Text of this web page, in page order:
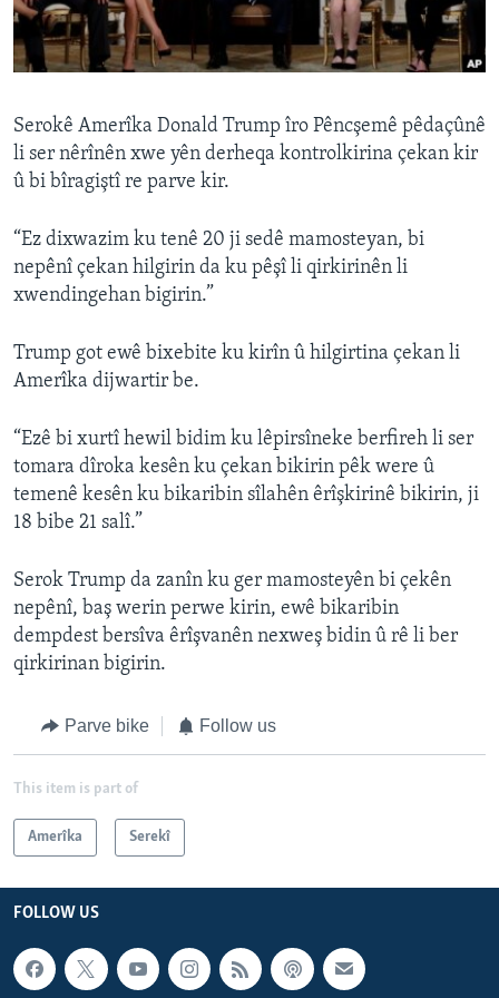
ÇAND Û HUNER
SERNIVÎS
Learning English
Serokê Amerîka Donald Trump îro Pêncşemê pêdaçûnê
li ser nêrînên xwe yên derheqa kontrolkirina çekan kir
û bi bîragiştî re parve kir.
“Ez dixwazim ku tenê 20 ji sedê mamosteyan, bi
nepênî çekan hilgirin da ku pêşî li qirkirinên li
xwendingehan bigirin.”
Trump got ewê bixebite ku kirîn û hilgirtina çekan li
Amerîka dijwartir be.
“Ezê bi xurtî hewil bidim ku lêpirsîneke berfireh li ser
tomara dîroka kesên ku çekan bikirin pêk were û
temenê kesên ku bikaribin sîlahên êrîşkirinê bikirin, ji
18 bibe 21 salî.”
Serok Trump da zanîn ku ger mamosteyên bi çekên
nepênî, baş werin perwe kirin, ewê bikaribin
dempdest bersîva êrîşvanên nexweş bidin û rê li ber
qirkirinan bigirin.
Parve bike Follow us
This item is part of
Amerîka Serekî
FOLLOW US